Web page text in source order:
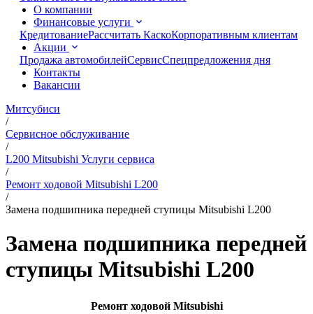
О компании
Финансовые услуги
КредитованиеРассчитать КаскоКорпоративным клиентам
Акции
Продажа автомобилейСервисСпецпредложения дня
Контакты
Вакансии
Митсубиси
/
Сервисное обслуживание
/
L200 Mitsubishi Услуги сервиса
/
Ремонт ходовой Mitsubishi L200
/
Замена подшипника передней ступицы Mitsubishi L200
Замена подшипника передней
ступицы Mitsubishi L200
Ремонт ходовой Mitsubishi